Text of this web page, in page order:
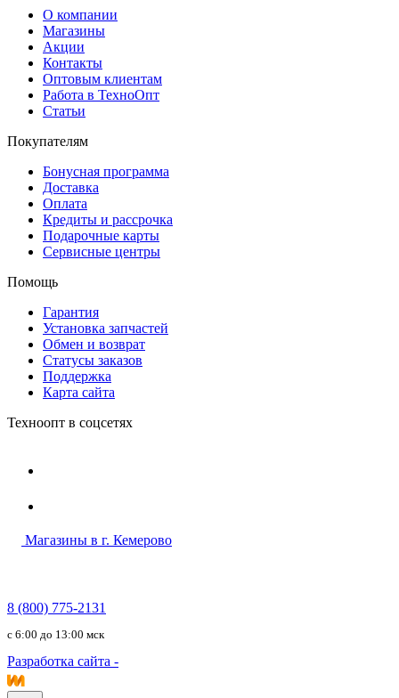
О компании
Магазины
Акции
Контакты
Оптовым клиентам
Работа в ТехноОпт
Статьи
Покупателям
Бонусная программа
Доставка
Оплата
Кредиты и рассрочка
Подарочные карты
Сервисные центры
Помощь
Гарантия
Установка запчастей
Обмен и возврат
Статусы заказов
Поддержка
Карта сайта
Техноопт в соцсетях
Магазины в г. Кемерово
8 (800) 775-2131
c 6:00 до 13:00 мск
Разработка сайта -